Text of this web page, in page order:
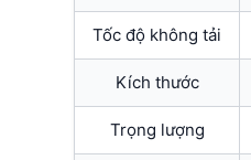
Tốc độ không tải
Kích thước
Trọng lượng